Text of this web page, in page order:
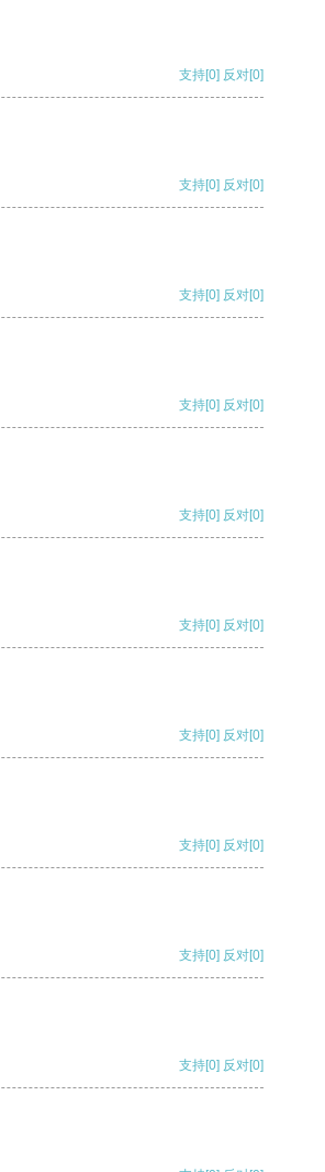
支持[0] 反对[0]
支持[0] 反对[0]
支持[0] 反对[0]
支持[0] 反对[0]
支持[0] 反对[0]
支持[0] 反对[0]
支持[0] 反对[0]
支持[0] 反对[0]
支持[0] 反对[0]
支持[0] 反对[0]